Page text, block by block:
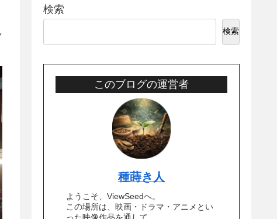
検索
検索
このブログの運営者
種蒔き人
ようこそ、ViewSeedへ。
この場所は、映画・ドラマ・アニメとい